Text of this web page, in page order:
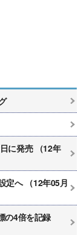
に発売 （12年
定へ （12年05月
の4倍を記録